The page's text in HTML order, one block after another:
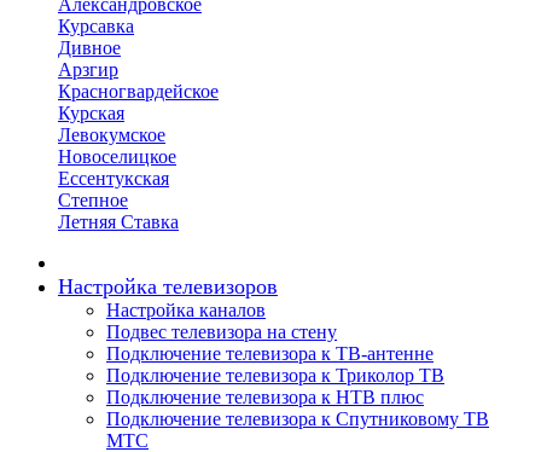
Александровское
Курсавка
Дивное
Арзгир
Красногвардейское
Курская
Левокумское
Новоселицкое
Ессентукская
Степное
Летняя Ставка
Настройка телевизоров
Настройка каналов
Подвес телевизора на стену
Подключение телевизора к ТВ-антенне
Подключение телевизора к Триколор ТВ
Подключение телевизора к НТВ плюс
Подключение телевизора к Спутниковому ТВ
МТС